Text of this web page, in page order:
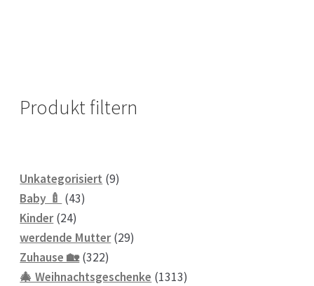
Produkt filtern
Unkategorisiert 99
Baby 🍼 4343
Kinder 2424
Produkte
werdende Mutter 2929
Zuhause 🏡 322322
Produkte
🎄 Weihnachtsgeschenke 13131313